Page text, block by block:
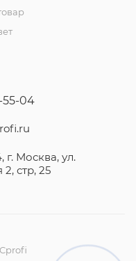
55-04
г. Москва, ул.
стр, 25